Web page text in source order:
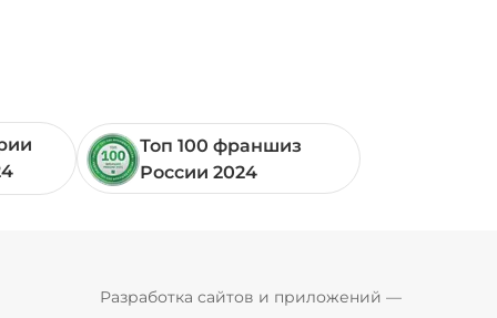
Топ 100 франшиз
России 2024
Разработка сайтов и приложений —